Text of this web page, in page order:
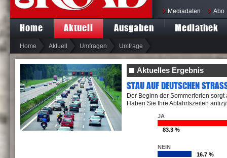
Mediadaten Abo
Home Aktuell Ausgaben Mediathek
Home Aktuell Umfragen Umfrage
Aktuelles Ergebnis
STAU AUF DEUTSCHEN
Der Beginn der Sommerferien
Haben Sie Ihre Abfahrtszeiten
JA
83.3 %
NEIN
16.7 %